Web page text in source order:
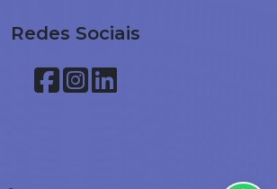
Redes Sociais